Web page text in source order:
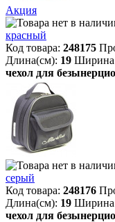
Акция
красный
Код товара: 248175
Длина(см): 19 Ширина
чехол для
серый
Код товара: 248176
Длина(см): 19 Ширина
чехол для